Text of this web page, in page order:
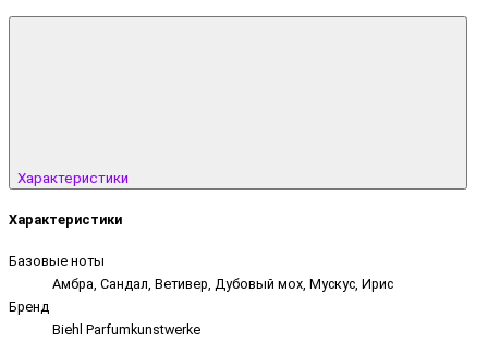
Характеристики
Характеристики
Базовые ноты
Амбра, Сандал, Ветивер, Дубовый мох, Мускус, Ирис
Бренд
Biehl Parfumkunstwerke